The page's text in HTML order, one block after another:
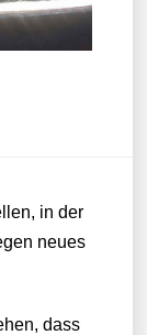
in der
neues
dass